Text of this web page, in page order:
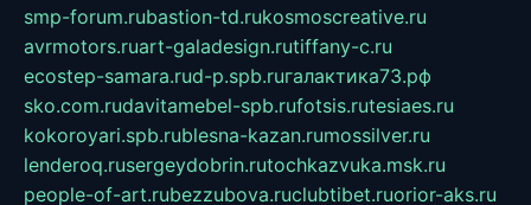
smp-forum.rubastion-td.rukosmoscreative.ru
avrmotors.ruart-galadesign.rutiffany-c.ru
ecostep-samara.rud-p.spb.ruгалактика73.рф
sko.com.rudavitamebel-spb.rufotsis.rutesiaes.ru
kokoroyari.spb.rublesna-kazan.rumossilver.ru
lenderoq.rusergeydobrin.rutochkazvuka.msk.ru
people-of-art.rubezzubova.ruclubtibet.ruorior-aks.ru